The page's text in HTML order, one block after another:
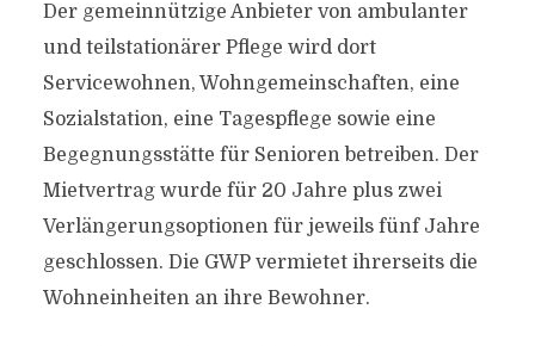
Der gemeinnützige Anbieter von ambulanter
und teilstationärer Pflege wird dort
Servicewohnen, Wohngemeinschaften, eine
Sozialstation, eine Tagespflege sowie eine
Begegnungsstätte für Senioren betreiben. Der
Mietvertrag wurde für 20 Jahre plus zwei
Verlängerungsoptionen für jeweils fünf Jahre
geschlossen. Die GWP vermietet ihrerseits die
Wohneinheiten an ihre Bewohner.